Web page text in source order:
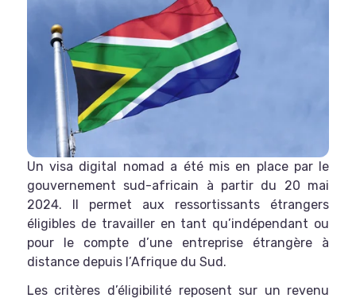
Un visa digital nomad a été mis en place par le
gouvernement sud-africain à partir du 20 mai
2024. Il permet aux ressortissants étrangers
éligibles de travailler en tant qu’indépendant ou
pour le compte d’une entreprise étrangère à
distance depuis l’Afrique du Sud.
Les critères d’éligibilité reposent sur un revenu